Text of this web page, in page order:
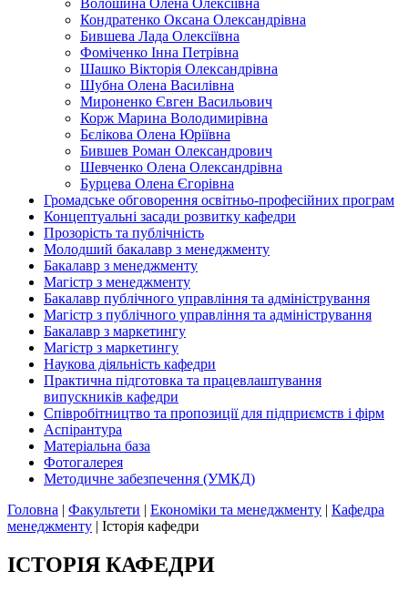
Волошина Олена Олексіївна
Кондратенко Оксана Олександрівна
Бившева Лада Олексіївна
Фоміченко Інна Петрівна
Шашко Вікторія Олександрівна
Шубна Олена Василівна
Мироненко Євген Васильович
Корж Марина Володимирівна
Бєлікова Олена Юріївна
Бившев Роман Олександрович
Шевченко Олена Олександрівна
Бурцева Олена Єгорівна
Громадське обговорення освітньо-професійних програм
Концептуальні засади розвитку кафедри
Прозорість та публічність
Молодший бакалавр з менеджменту
Бакалавр з менеджменту
Магістр з менеджменту
Бакалавр публічного управління та адміністрування
Магістр з публічного управління та адміністрування
Бакалавр з маркетингу
Магістр з маркетингу
Наукова діяльність кафедри
Практична підготовка та працевлаштування
випускників кафедри
Співробітництво та пропозиції для підприємств і фірм
Аспірантура
Матеріальна база
Фотогалерея
Методичне забезпечення (УМКД)
Головна | Факультети | Економіки та менеджменту | Кафедра
менеджменту | Історія кафедри
ІСТОРІЯ КАФЕДРИ